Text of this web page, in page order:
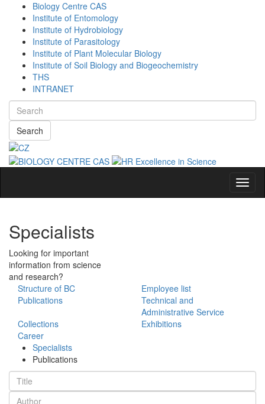
Biology Centre CAS
Institute of Entomology
Institute of Hydrobiology
Institute of Parasitology
Institute of Plant Molecular Biology
Institute of Soil Biology and Biogeochemistry
THS
INTRANET
Search
Specialists
Looking for important
information from science
and research?
Structure of BC
Employee list
Publications
Technical and
Administrative Service
Collections
Exhibitions
Career
Specialists
Publications